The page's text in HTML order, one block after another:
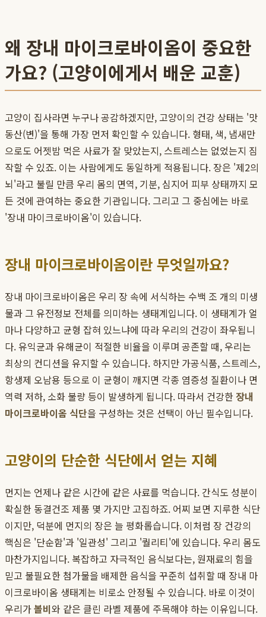
왜 장내 마이크로바이옴이 중요한
가요? (고양이에게서 배운 교훈)
고양이 집사라면 누구나 공감하겠지만, 고양이의 건강 상태는 '맛
동산(변)'을 통해 가장 먼저 확인할 수 있습니다. 형태, 색, 냄새만
으로도 어젯밤 먹은 사료가 잘 맞았는지, 스트레스는 없었는지 짐
작할 수 있죠. 이는 사람에게도 동일하게 적용됩니다. 장은 '제2의
뇌'라고 불릴 만큼 우리 몸의 면역, 기분, 심지어 피부 상태까지 모
든 것에 관여하는 중요한 기관입니다. 그리고 그 중심에는 바로
'장내 마이크로바이옴'이 있습니다.
장내 마이크로바이옴이란 무엇일까요?
장내 마이크로바이옴은 우리 장 속에 서식하는 수백 조 개의 미생
물과 그 유전정보 전체를 의미하는 생태계입니다. 이 생태계가 얼
마나 다양하고 균형 잡혀 있느냐에 따라 우리의 건강이 좌우됩니
다. 유익균과 유해균이 적절한 비율을 이루며 공존할 때, 우리는
최상의 컨디션을 유지할 수 있습니다. 하지만 가공식품, 스트레스,
항생제 오남용 등으로 이 균형이 깨지면 각종 염증성 질환이나 면
역력 저하, 소화 불량 등이 발생하게 됩니다. 따라서 건강한장내
마이크로바이옴 식단을 구성하는 것은 선택이 아닌 필수입니다.
고양이의 단순한 식단에서 얻는 지혜
먼지는 언제나 같은 시간에 같은 사료를 먹습니다. 간식도 성분이
확실한 동결건조 제품 몇 가지만 고집하죠. 어찌 보면 지루한 식단
이지만, 덕분에 먼지의 장은 늘 평화롭습니다. 이처럼 장 건강의
핵심은 '단순함'과 '일관성' 그리고 '퀄리티'에 있습니다. 우리 몸도
마찬가지입니다. 복잡하고 자극적인 음식보다는, 원재료의 힘을
믿고 불필요한 첨가물을 배제한 음식을 꾸준히 섭취할 때 장내 마
이크로바이옴 생태계는 비로소 안정될 수 있습니다. 바로 이것이
우리가볼비와 같은 클린 라벨 제품에 주목해야 하는 이유입니다.